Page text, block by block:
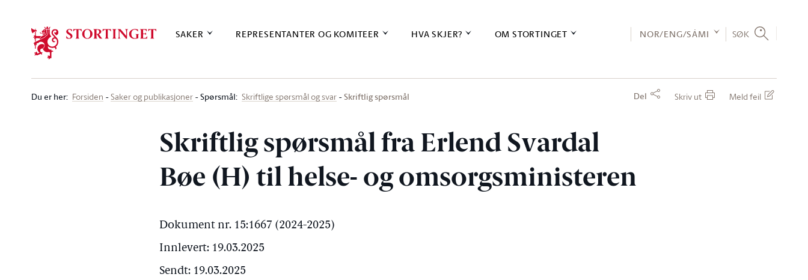
SAKER REPRESENTANTER OG KOMITEER HVA SKJER? OM STORTINGET NOR/ENG/SÁMI SØK
Du er her: Forsiden Saker og publikasjoner Spørsmål: Skriftlige spørsmål og svar Skriftlig spørsmål Del Skriv ut Meld feil
Skriftlig spørsmål fra Erlend Svardal
Bøe (H) til helse- og omsorgsministeren
Dokument nr. 15:1667 (2024-2025)
Innlevert: 19.03.2025
Sendt: 19.03.2025